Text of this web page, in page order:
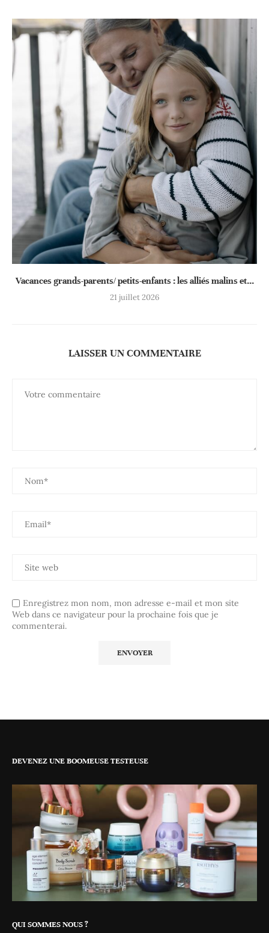
Vacances grands-parents/ petits-enfants : les alliés malins et...
21 juillet 2026
LAISSER UN COMMENTAIRE
Enregistrez mon nom, mon adresse e-mail et mon site
Web dans ce navigateur pour la prochaine fois que je
commenterai.
DEVENEZ UNE BOOMEUSE TESTEUSE
QUI SOMMES NOUS ?